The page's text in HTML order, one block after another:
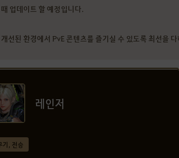
업데이트 할 예정입니다.
선된 환경에서 PvE 콘텐츠를 즐기실 수 있도록 최선을
레인저
기, 전승